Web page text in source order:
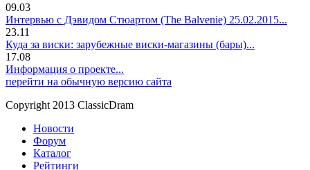
09.03
Интервью с Дэвидом Стюартом (The Balvenie) 25.02.2015...
23.11
Куда за виски: зарубежные виски-магазины (бары)...
17.08
Информация о проекте...
перейти на обычную версию сайта
Copyright 2013 ClassicDram
Новости
Форум
Каталог
Рейтинги